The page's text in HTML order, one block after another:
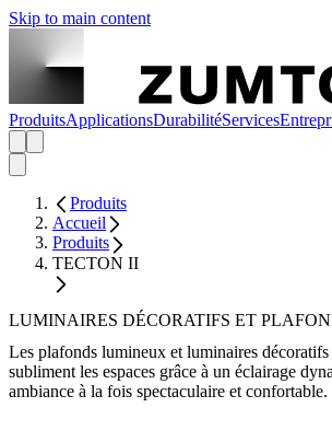
Skip to main content
ProduitsApplicationsDurabilitéServices
Produits
Accueil
Produits
TECTON II
LUMINAIRES DÉCORATIFS ET
Les plafonds lumineux et luminaires
subliment les espaces grâce à un éclairage
ambiance à la fois spectaculaire et confortable.